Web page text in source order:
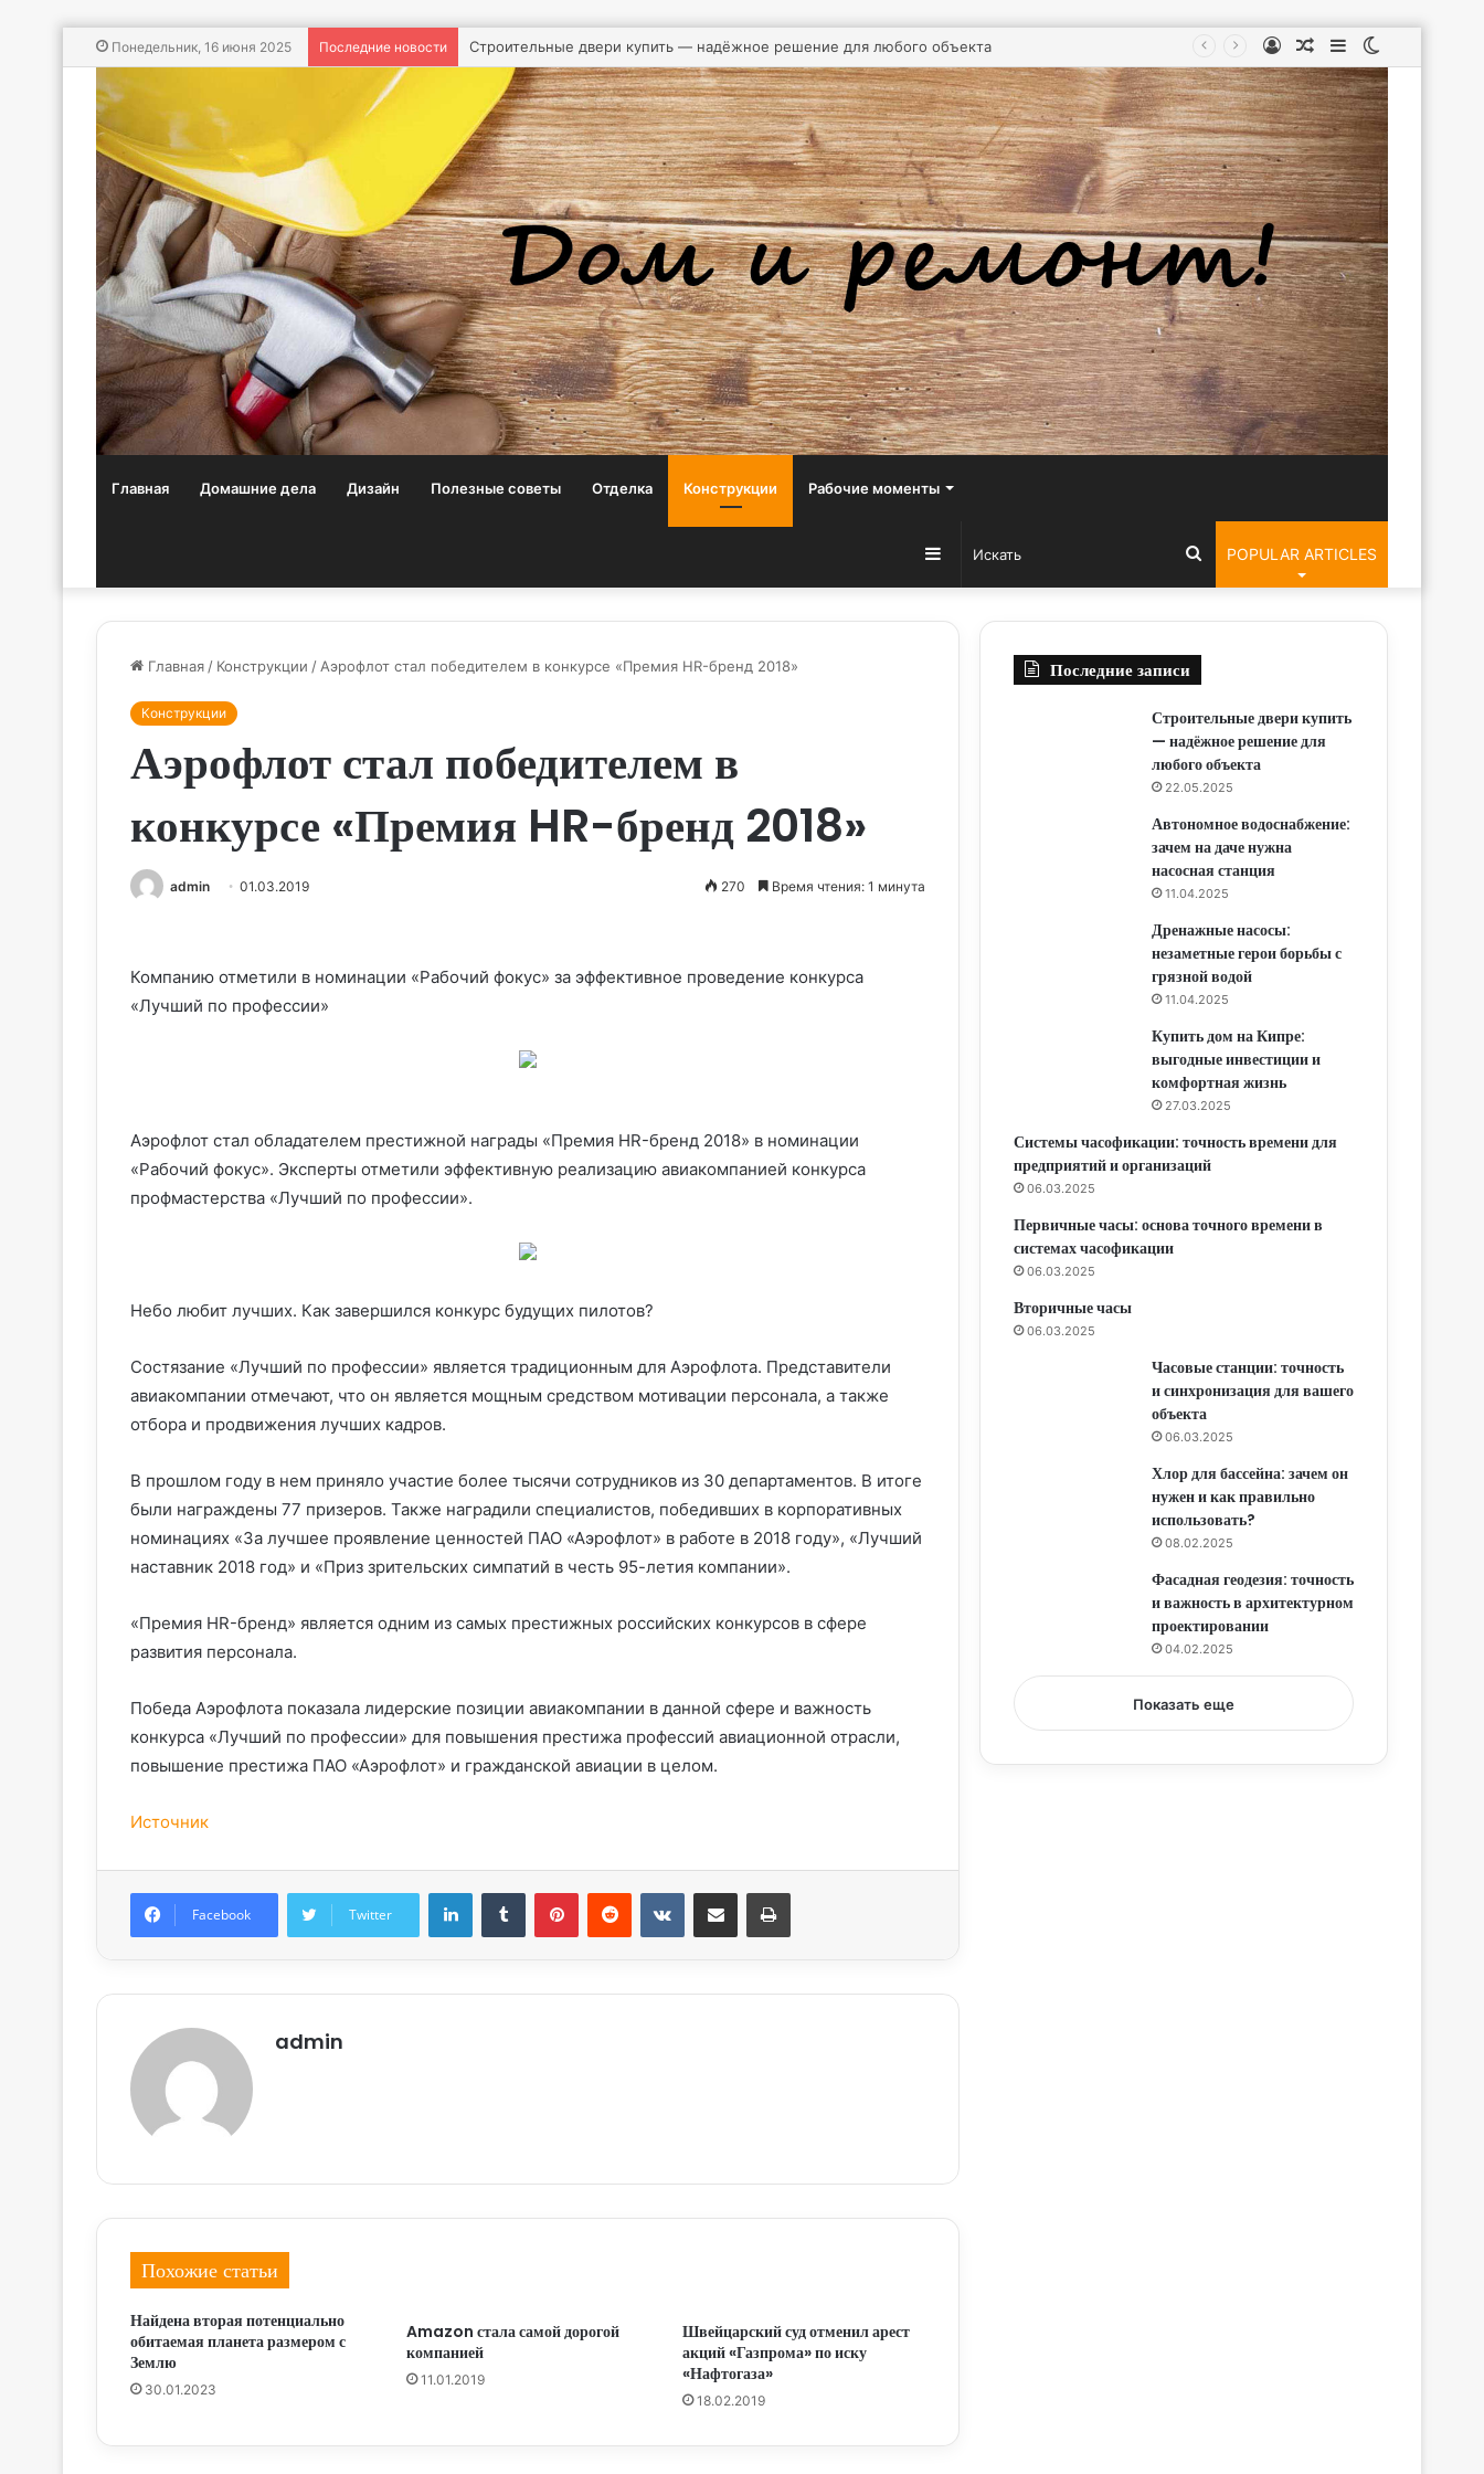
Понедельник, 16 июня 2025 Последние новости Автономное водоснабжение: зачем на даче нужна насосная станция
skin
Sidebar
Случайная
статья
Войти
Главная Домашние дела Дизайн Полезные советы Отделка Конструкции Рабочие моменты
POPULAR ARTICLES
Искать
Sidebar
Главная/ Конструкции /Аэрофлот стал победителем в конкурсе «Премия HR-бренд 2018»
Конструкции
Аэрофлот стал победителем в
конкурсе «Премия HR-бренд 2018»
admin 01.03.2019 270 Время чтения: 1 минута
Компанию отметили в номинации «Рабочий фокус» за эффективное проведение конкурса
«Лучший по профессии»
Аэрофлот стал обладателем престижной награды «Премия HR-бренд 2018» в номинации
«Рабочий фокус». Эксперты отметили эффективную реализацию авиакомпанией конкурса
профмастерства «Лучший по профессии».
Небо любит лучших. Как завершился конкурс будущих пилотов?
Состязание «Лучший по профессии» является традиционным для Аэрофлота. Представители
авиакомпании отмечают, что он является мощным средством мотивации персонала, а также
отбора и продвижения лучших кадров.
В прошлом году в нем приняло участие более тысячи сотрудников из 30 департаментов. В итоге
были награждены 77 призеров. Также наградили специалистов, победивших в корпоративных
номинациях «За лучшее проявление ценностей ПАО «Аэрофлот» в работе в 2018 году», «Лучший
наставник 2018 год» и «Приз зрительских симпатий в честь 95-летия компании».
«Премия HR-бренд» является одним из самых престижных российских конкурсов в сфере
развития персонала.
Победа Аэрофлота показала лидерские позиции авиакомпании в данной сфере и важность
конкурса «Лучший по профессии» для повышения престижа профессий авиационной отрасли,
повышение престижа ПАО «Аэрофлот» и гражданской авиации в целом.
Источник
Facebook Twitter
LinkedInTumblr PinterestReddit ВконтактеПоделиться через электронную почту Печатать
admin
Похожие статьи
Найдена вторая потенциально
обитаемая планета размером с
Землю
30.01.2023
Amazon стала самой дорогой
компанией
11.01.2019
Швейцарский суд отменил арест
акций «Газпрома» по иску
«Нафтогаза»
18.02.2019
Последние записи
Строительные двери купить
— надёжное решение для
любого объекта
22.05.2025
Автономное водоснабжение:
зачем на даче нужна
насосная станция
11.04.2025
Дренажные насосы:
незаметные герои борьбы с
грязной водой
11.04.2025
Купить дом на Кипре:
выгодные инвестиции и
комфортная жизнь
27.03.2025
Системы часофикации: точность времени для
предприятий и организаций
06.03.2025
Первичные часы: основа точного времени в
системах часофикации
06.03.2025
Вторичные часы
06.03.2025
Часовые станции: точность
и синхронизация для вашего
объекта
06.03.2025
Хлор для бассейна: зачем он
нужен и как правильно
использовать?
08.02.2025
Фасадная геодезия: точность
и важность в архитектурном
проектировании
04.02.2025
Показать еще